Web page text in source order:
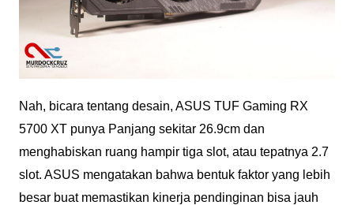
Nah, bicara tentang desain, ASUS TUF Gaming RX
5700 XT punya Panjang sekitar 26.9cm dan
menghabiskan ruang hampir tiga slot, atau tepatnya 2.7
slot. ASUS mengatakan bahwa bentuk faktor yang lebih
besar buat memastikan kinerja pendinginan bisa jauh